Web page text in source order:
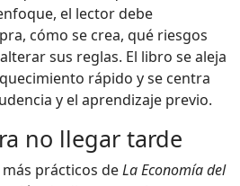
el lector debe
cómo se crea, qué riesgos
sus reglas. El libro se aleja
rápido y se centra
y el aprendizaje previo.
no llegar tarde
prácticos deLa Economía del